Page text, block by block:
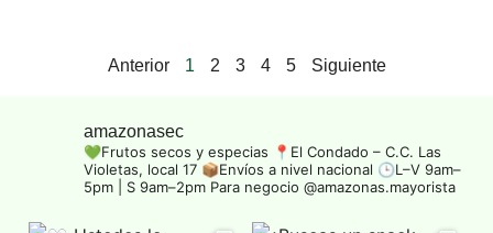
Anterior 1 2 3 4 5 Siguiente
amazonasec
💚Frutos secos y especias 📍El Condado – C.C. Las
Violetas, local 17 📦Envíos a nivel nacional 🕒L–V 9am–
5pm | S 9am–2pm Para negocio @amazonas.mayorista